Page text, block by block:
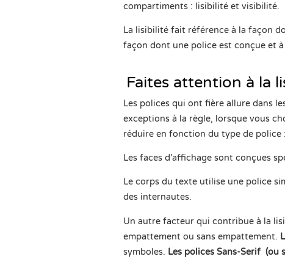
compartiments : lisibilité et visibilité.
La lisibilité fait référence à la façon
façon dont une police est conçue et
Faites attention à la
Les polices qui ont fière allure dans
exceptions à la règle, lorsque vous
réduire en fonction du type de police :
Les faces d’affichage sont conçues
Le corps du texte utilise une police
des internautes.
Un autre facteur qui contribue à la
empattement ou sans empattement.
symboles. Les polices Sans-Serif (ou